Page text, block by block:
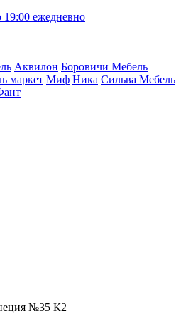
19:00 ежедневно
Аквилон Боровичи Мебель
маркет Миф Ника Сильва Мебель
№35 К2